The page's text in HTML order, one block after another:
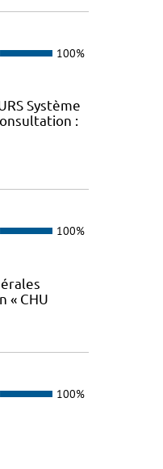
100%
Système
:
100%
« CHU
100%